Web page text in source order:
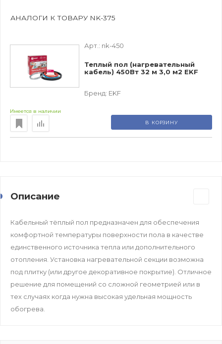
АНАЛОГИ К ТОВАРУ NK-375
Арт.: nk-450
Теплый пол (нагревательный
кабель) 450Вт 32 м 3,0 м2 EKF
Бренд: EKF
Имеется в наличии
В КОРЗИНУ
Описание
Кабельный тёплый пол предназначен для обеспечения
комфортной температуры поверхности пола в качестве
единственного источника тепла или дополнительного
отопления. Установка нагревательной секции возможна
под плитку (или другое декоративное покрытие). Отличное
решение для помещений со сложной геометрией или в
тех случаях когда нужна высокая удельная мощность
обогрева.